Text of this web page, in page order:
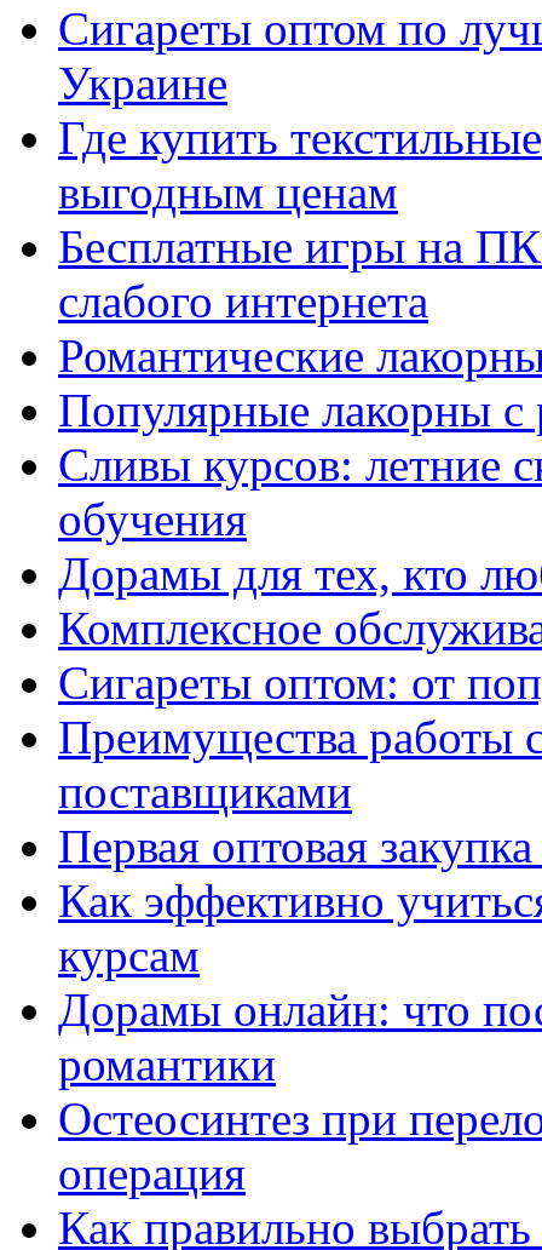
Сигареты оптом по
Украине
Где купить
выгодным ценам
Бесплатные игры на
слабого интернета
Романтические
Популярные лакорны с
Сливы курсов: летние
обучения
Дорамы для тех, кто
Комплексное
Сигареты оптом: от
Преимущества работы
поставщиками
Первая оптовая
Как эффективно
курсам
Дорамы онлайн: что
романтики
Остеосинтез при
операция
Как правильно